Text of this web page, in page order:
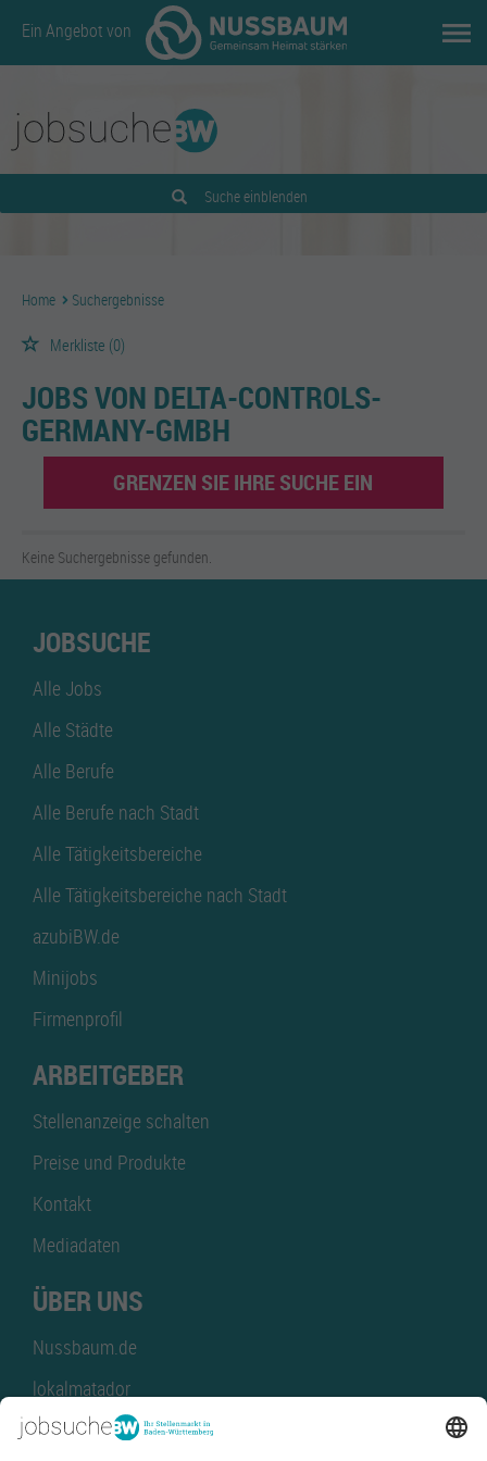
Ein Angebot von
Suche einblenden
Home Suchergebnisse
Merkliste (0)
JOBS VON DELTA-CONTROLS-
GERMANY-GMBH
GRENZEN SIE IHRE SUCHE EIN
Keine Suchergebnisse gefunden.
JOBSUCHE
Alle Jobs
Alle Städte
Alle Berufe
Alle Berufe nach Stadt
Alle Tätigkeitsbereiche
Alle Tätigkeitsbereiche nach Stadt
azubiBW.de
Minijobs
Firmenprofil
ARBEITGEBER
Stellenanzeige schalten
Preise und Produkte
Kontakt
Mediadaten
ÜBER UNS
Nussbaum.de
lokalmatador
kaufinBW